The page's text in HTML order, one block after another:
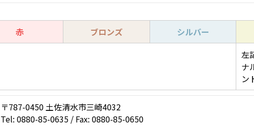
赤 ブロンズ シルバー
左
ナ
ン
〒787-0450 土佐清水市三崎4032
Tel: 0880-85-0635 / Fax: 0880-85-0650